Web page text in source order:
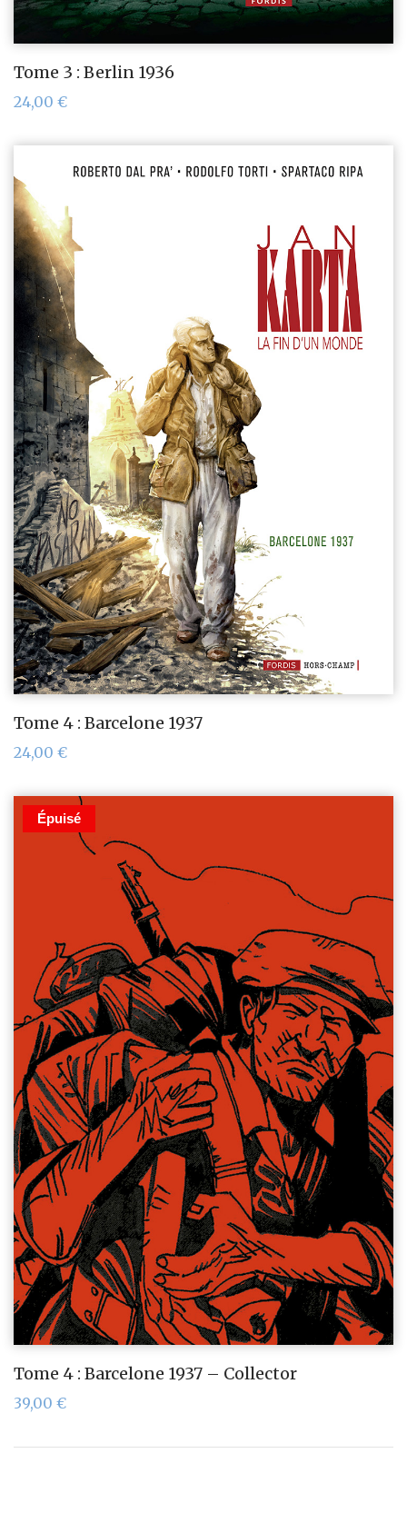
Tome 3 : Berlin 1936
24,00 €
Tome 4 : Barcelone 1937
24,00 €
Épuisé
Tome 4 : Barcelone 1937 – Collector
39,00 €